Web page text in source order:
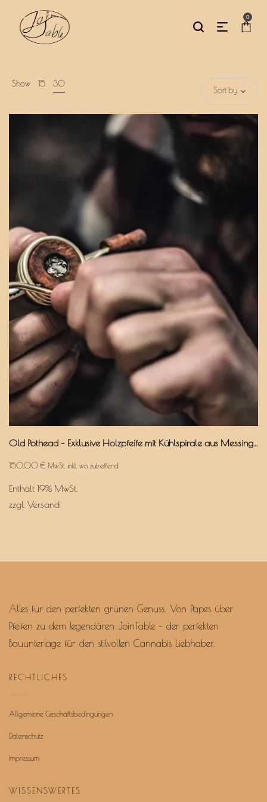
0
Show 15 30
Sort by
Old Pothead – Exklusive Holzpfeife mit Kühlspirale aus Messing & Aktivkohlefilter
150,00 € MwSt. inkl. wo zutreffend
Enthält 19% MwSt.
zzgl. Versand
Alles für den perfekten grünen Genuss. Von Papes über
Pfeifen zu dem legendären JoinTable – der perfekten
Bauunterlage für den stilvollen Cannabis Liebhaber.
RECHTLICHES
Allgemeine Geschäftsbedingungen
Datenschutz
Impressum
WISSENSWERTES